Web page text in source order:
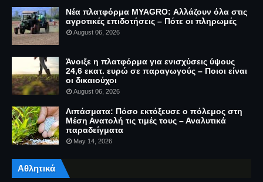
Νέα πλατφόρμα MYAGRO: Αλλάζουν όλα στις
αγροτικές επιδοτήσεις – Πότε οι πληρωμές
August 06, 2026
Άνοιξε η πλατφόρμα για ενισχύσεις ύψους
24,6 εκατ. ευρώ σε παραγωγούς – Ποιοι είναι
οι δικαιούχοι
August 06, 2026
Λιπάσματα: Πόσο εκτόξευσε ο πόλεμος στη
Μέση Ανατολή τις τιμές τους – Αναλυτικά
παραδείγματα
May 14, 2026
Αθλητικά